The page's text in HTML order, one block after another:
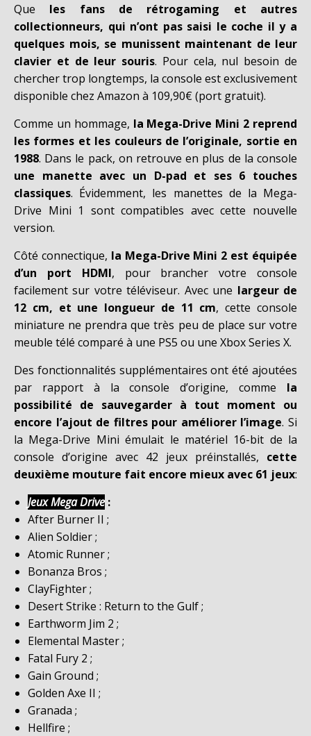
Que les fans de rétrogaming et autres
collectionneurs, qui n’ont pas saisi le coche il y a
quelques mois, se munissent maintenant de leur
clavier et de leur souris. Pour cela, nul besoin de
chercher trop longtemps, la console est exclusivement
disponible chez Amazon à 109,90€ (port gratuit).
Comme un hommage, la Mega-Drive Mini 2 reprend
les formes et les couleurs de l’originale, sortie en
1988. Dans le pack, on retrouve en plus de la console
une manette avec un D-pad et ses 6 touches
classiques. Évidemment, les manettes de la Mega-
Drive Mini 1 sont compatibles avec cette nouvelle
version.
Côté connectique, la Mega-Drive Mini 2 est équipée
d’un port HDMI, pour brancher votre console
facilement sur votre téléviseur. Avec une largeur de
12 cm, et une longueur de 11 cm, cette console
miniature ne prendra que très peu de place sur votre
meuble télé comparé à une PS5 ou une Xbox Series X.
Des fonctionnalités supplémentaires ont été ajoutées
par rapport à la console d’origine, comme la
possibilité de sauvegarder à tout moment ou
encore l’ajout de filtres pour améliorer l’image. Si
la Mega-Drive Mini émulait le matériel 16-bit de la
console d’origine avec 42 jeux préinstallés, cette
deuxième mouture fait encore mieux avec 61 jeux:
Jeux Mega Drive :
After Burner II ;
Alien Soldier ;
Atomic Runner ;
Bonanza Bros ;
ClayFighter ;
Desert Strike : Return to the Gulf ;
Earthworm Jim 2 ;
Elemental Master ;
Fatal Fury 2 ;
Gain Ground ;
Golden Axe II ;
Granada ;
Hellfire ;